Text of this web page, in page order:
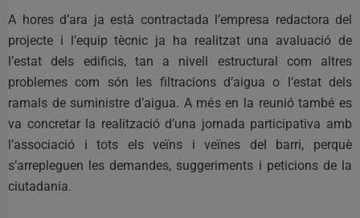
A hores d’ara ja està contractada l’empresa redactora del
projecte i l’equip tècnic ja ha realitzat una avaluació de
l’estat dels edificis, tan a nivell estructural com altres
problemes com són les filtracions d’aigua o l’estat dels
ramals de suministre d’aigua. A més en la reunió també es
va concretar la realització d’una jornada participativa amb
l’associació i tots els veïns i veïnes del barri, perquè
s’arrepleguen les demandes, suggeriments i peticions de la
ciutadania.